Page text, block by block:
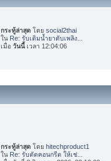
กระทู้ล่าสุด โดยsocial2thai
ใน Re: รับเติมน้ำยาดับเพลิง...
เมื่อวันนี้เวลา 12:04:06
กระทู้ล่าสุด โดยhitechproduct1
ใน Re: รับตัดคอนกรีต ให้เช่...